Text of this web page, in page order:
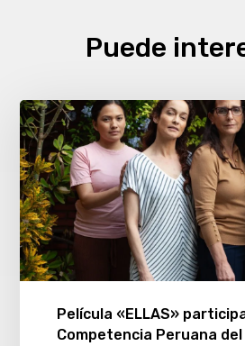
Puede
Película «ELLAS»
Competencia Peruana del